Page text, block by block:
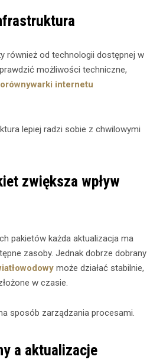
również od technologii dostępnej w
możliwości techniczne,
internetu
lepiej radzi sobie z chwilowymi
zwiększa wpływ
pakietów każda aktualizacja ma
zasoby. Jednak dobrze dobrany
może działać stabilnie,
w czasie.
sposób zarządzania procesami.
a aktualizacje